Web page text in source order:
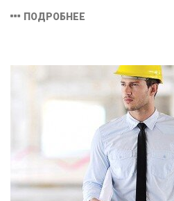
предотвратить ошибки на этапе
ПОДРОБНЕЕ